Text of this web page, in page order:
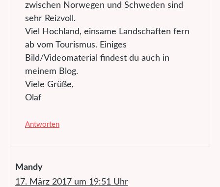
zwischen Norwegen und Schweden sind
sehr Reizvoll.
Viel Hochland, einsame Landschaften fern
ab vom Tourismus. Einiges
Bild/Videomaterial findest du auch in
meinem Blog.
Viele Grüße,
Olaf
Antworten
Mandy
17. März 2017 um 19:51 Uhr